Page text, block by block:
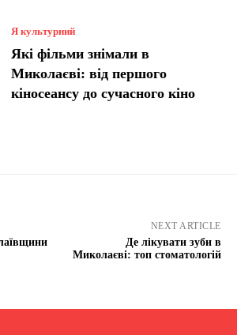
Я культурний
Які фільми знімали в
Миколаєві: від першого
кіносеансу до сучасного кіно
NEXT ARTICLE
Де лікувати зуби в
Миколаєві: топ стоматологій